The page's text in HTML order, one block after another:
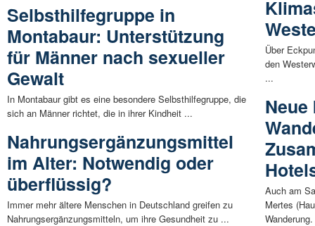
Selbsthilfegruppe in
Montabaur: Unterstützung
für Männer nach sexueller
Gewalt
In Montabaur gibt es eine besondere Selbsthilfegruppe, die
sich an Männer richtet, die in ihrer Kindheit ...
Nahrungsergänzungsmittel
im Alter: Notwendig oder
überflüssig?
Immer mehr ältere Menschen in Deutschland greifen zu
Nahrungsergänzungsmitteln, um ihre Gesundheit zu ...
Über
den
...
Auch am
Mertes